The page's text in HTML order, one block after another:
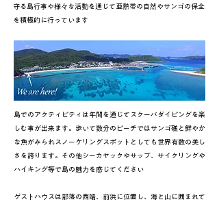
守る島行事や様々な活動を通じて亜熱帯の自然やサンゴの保全
を積極的に行っています
島でのアクティビティは年間を通じてスクーバダイビングを楽
しむ事が出来ます。歩いて数分のビーチではサンゴ礁と鮮やか
な魚がみられスノーケリングスポットとしても世界有数の美し
さを誇ります。その他シーカヤックやサップ、サイクリングや
ハイキング等で島の魅力を感じてください
ゲストハウスは部落の西端、前浜に位置し、海と山に囲まれて